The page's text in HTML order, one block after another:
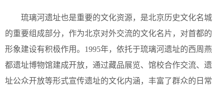
琉璃河遗址也是重要的文化资源，是北京历史文化名城
的重要组成部分，作为北京对外交流的文化名片，对首都的
形象建设有积极作用。1995年，依托于琉璃河遗址的西周燕
都遗址博物馆建成开放，通过藏品展览、馆校合作交流、遗
址公众开放等形式宣传遗址的文化内涵，丰富了群众的日常